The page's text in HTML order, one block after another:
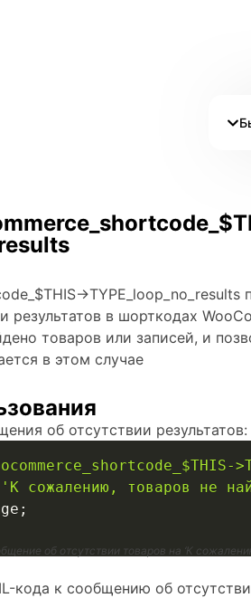
>TYPE_loop_no_results
результатов в шорткодах
товаров или записей, и
в этом случае
об отсутствии результатов:
'К сожалению, товаров не
;
об отсутствии товаров на ‘К
кода к сообщению об